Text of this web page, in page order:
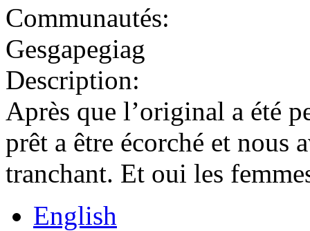
Communautés:
Gesgapegiag
Description:
Après que l’original a été
prêt a être écorché et nous
tranchant. Et oui les
English